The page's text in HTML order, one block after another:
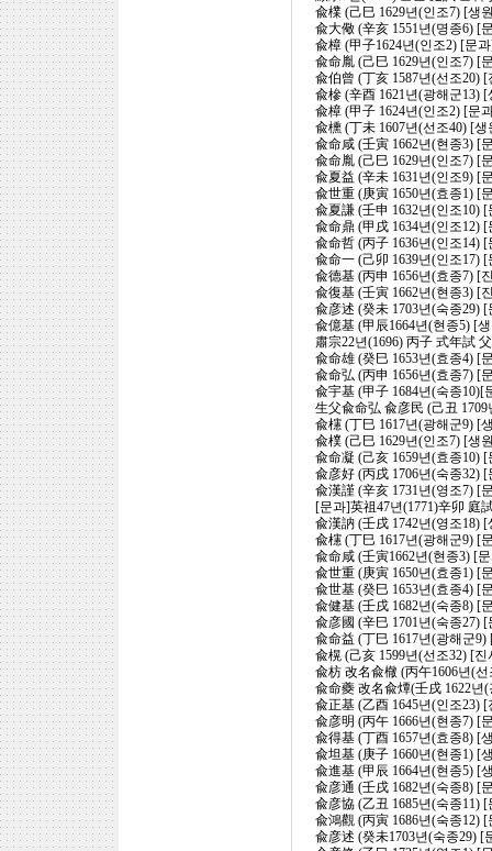
兪檏 (己巳 1629년(인조7) [생
兪大儆 (辛亥 1551년(명종6) [
兪樟 (甲子1624년(인조2) [문
兪命胤 (己巳 1629년(인조7) [
兪伯曾 (丁亥 1587년(선조20)
兪槮 (辛酉 1621년(광해군13)
兪樟 (甲子 1624년(인조2) [문
兪櫄 (丁未 1607년(선조40) [
兪命咸 (壬寅 1662년(현종3) [
兪命胤 (己巳 1629년(인조7) [
兪夏益 (辛未 1631년(인조9) [
兪世重 (庚寅 1650년(효종1) [
兪夏謙 (壬申 1632년(인조10)
兪命鼎 (甲戌 1634년(인조12)
兪命哲 (丙子 1636년(인조14)
兪命一 (己卯 1639년(인조17)
兪德基 (丙申 1656년(효종7) [
兪復基 (壬寅 1662년(현종3) [
兪彦述 (癸未 1703년(숙종29)
兪億基 (甲辰1664년(현종5) [
肅宗22년(1696) 丙子 式年試
兪命雄 (癸巳 1653년(효종4) [
兪命弘 (丙申 1656년(효종7) [
兪宇基 (甲子 1684년(숙종10)[
生父兪命弘 兪彦民 (己丑
兪櫶 (丁巳 1617년(광해군9) [
兪樸 (己巳 1629년(인조7) [생
兪命凝 (己亥 1659년(효종10)
兪彦好 (丙戌 1706년(숙종32)
兪漢謹 (辛亥 1731년(영조7) [
[문과]英祖47년(1771)辛卯 庭
兪漢訥 (壬戌 1742년(영조18)
兪櫶 (丁巳 1617년(광해군9) [
兪命咸 (壬寅1662년(현종3) [
兪世重 (庚寅 1650년(효종1) [
兪世基 (癸巳 1653년(효종4) [
兪健基 (壬戌 1682년(숙종8) [
兪彦國 (辛巳 1701년(숙종27)
兪命益 (丁巳 1617년(광해군
兪榥 (己亥 1599년(선조32) [
兪枋 改名兪㯙 (丙午1606년(
兪命夔 改名兪燂(壬戌 1622년
兪正基 (乙酉 1645년(인조23)
兪彦明 (丙午 1666년(현종7) [
兪得基 (丁酉 1657년(효종8) [
兪坦基 (庚子 1660년(현종1) [
兪進基 (甲辰 1664년(현종5) [
兪彦通 (壬戌 1682년(숙종8) [
兪彦協 (乙丑 1685년(숙종11)
兪鴻觀 (丙寅 1686년(숙종12)
兪彦述 (癸未1703년(숙종29) [